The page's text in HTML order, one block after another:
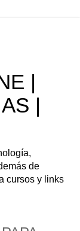
|
|
de
cursos y links